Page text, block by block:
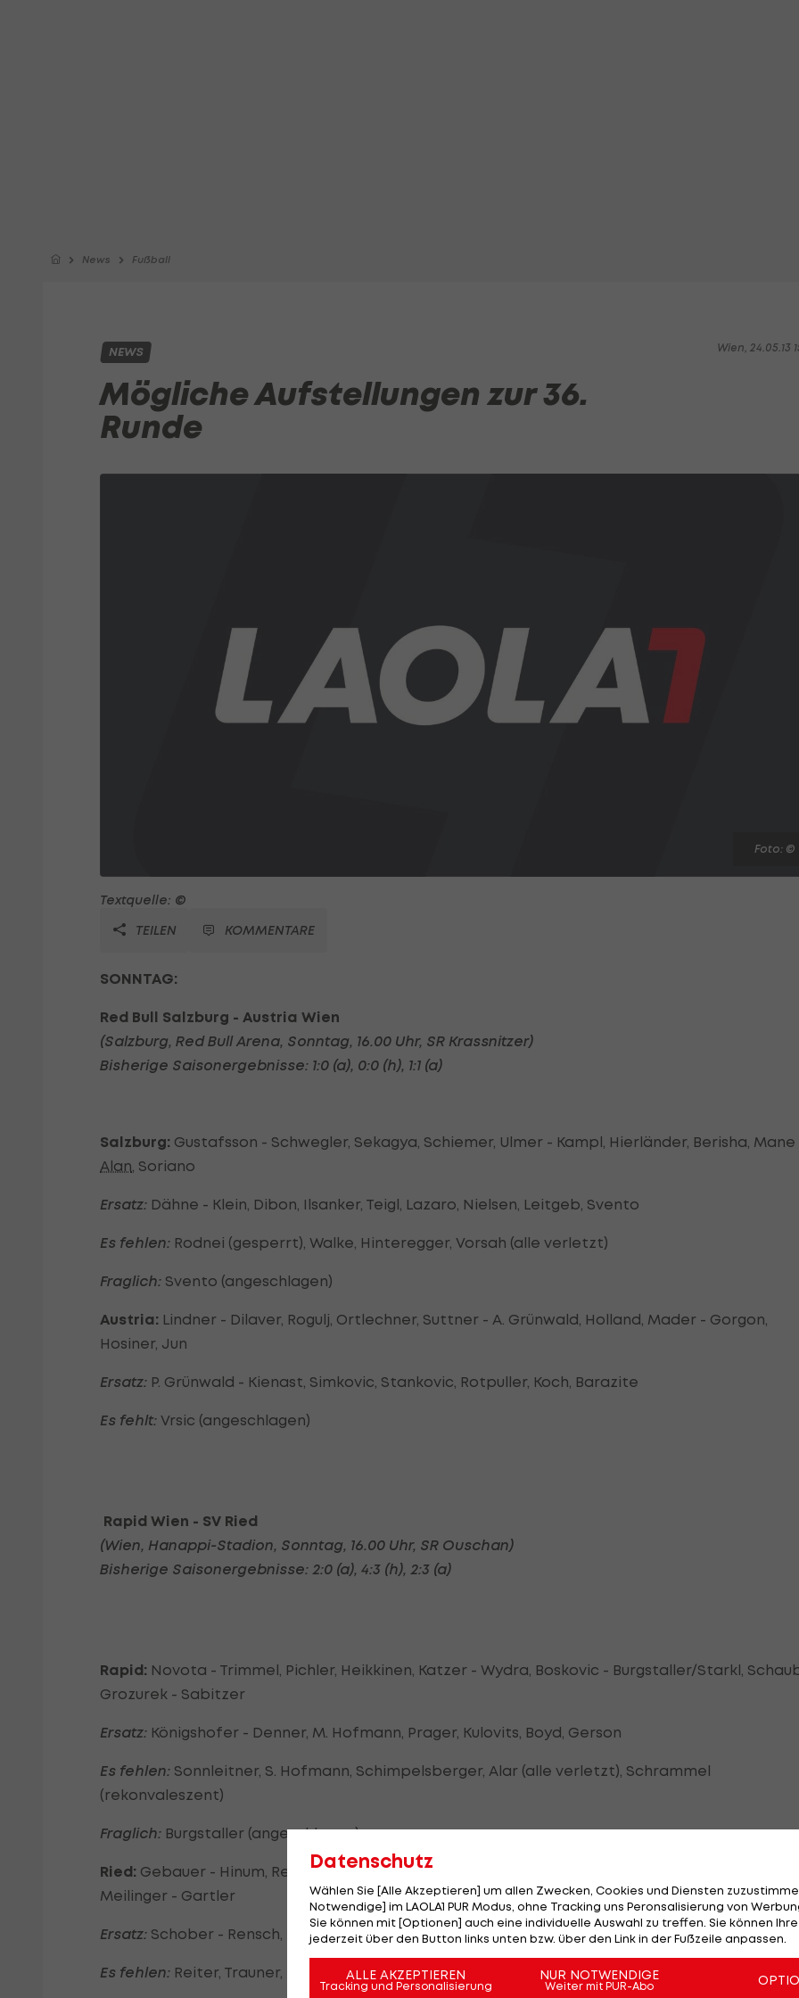
News Fußball
Wien, 24.05.13
NEWS
Mögliche Aufstellungen zur 36.
Runde
Foto: ©
Textquelle: ©
TEILEN
KOMMENTARE
SONNTAG:
Red Bull Salzburg - Austria Wien
(Salzburg, Red Bull Arena, Sonntag, 16.00 Uhr, SR Krassnitzer)
Bisherige Saisonergebnisse: 1:0 (a), 0:0 (h), 1:1 (a)
Salzburg: Gustafsson - Schwegler, Sekagya, Schiemer, Ulmer - Kampl, Hierländer, Berisha, Mane
Alan, Soriano
Ersatz: Dähne - Klein, Dibon, Ilsanker, Teigl, Lazaro, Nielsen, Leitgeb, Svento
Es fehlen: Rodnei (gesperrt), Walke, Hinteregger, Vorsah (alle verletzt)
Fraglich: Svento (angeschlagen)
Austria: Lindner - Dilaver, Rogulj, Ortlechner, Suttner - A. Grünwald, Holland, Mader - Gorgon,
Hosiner, Jun
Ersatz: P. Grünwald - Kienast, Simkovic, Stankovic, Rotpuller, Koch, Barazite
Es fehlt: Vrsic (angeschlagen)
Rapid Wien - SV Ried
(Wien, Hanappi-Stadion, Sonntag, 16.00 Uhr, SR Ouschan)
Bisherige Saisonergebnisse: 2:0 (a), 4:3 (h), 2:3 (a)
Rapid: Novota - Trimmel, Pichler, Heikkinen, Katzer - Wydra, Boskovic - Burgstaller/Starkl,
Grozurek - Sabitzer
Ersatz: Königshofer - Denner, M. Hofmann, Prager, Kulovits, Boyd, Gerson
Es fehlen: Sonnleitner, S. Hofmann, Schimpelsberger, Alar (alle verletzt), Schrammel
(rekonvaleszent)
Fraglich: Burgstaller (angeschlagen)
Ried: Gebauer - Hinum, Reifeltshammer, Riegler, Schreiner - Hadzic, Ziegl/Schicker - Walch, Zulj,
Meilinger - Gartler
Ersatz: Schober - Rensch, Ibrahimovic, Grössinger, Hammerer, Vastic, Karner
Es fehlen: Reiter, Trauner, Baumgartner, Carril, Nacho (alle verletzt)
Datenschutz
Wählen Sie [Alle Akzeptieren] um allen Zwecken, Cookies und Diensten
Notwendige] im LAOLA1 PUR Modus, ohne Tracking uns Peronsalisierung von
Sie können mit [Optionen] auch eine individuelle Auswahl zu treffen. Sie können
jederzeit über den Button links unten bzw. über den Link in der Fußzeile anpassen.
ALLE AKZEPTIEREN
Tracking und Personalisierung
NUR NOTWENDIGE
Weiter mit PUR-Abo